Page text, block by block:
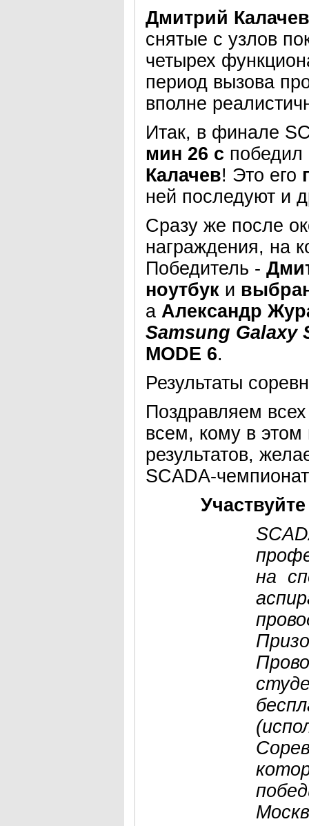
Дмитрий Калачев
снятые с узлов
четырех
период вызова
вполне
Итак, в финале
мин 26 с
Калачев! Это его
ней последуют и
Сразу же после
награждения, на
Победитель -
ноутбук и
а Александр
Samsung Galaxy
MODE 6.
Результаты
Поздравляем
всем, кому в
результатов,
SCADA-
на